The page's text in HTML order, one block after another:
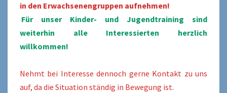
in den Erwachsenengruppen aufnehmen!
Für unser Kinder- und Jugendtraining sind
weiterhin alle Interessierten herzlich
willkommen!
Nehmt bei Interesse dennoch gerne Kontakt zu uns
auf, da die Situation ständig in Bewegung ist.